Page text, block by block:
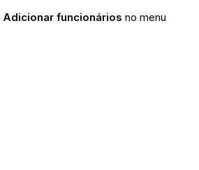
Adicionar funcionários no menu